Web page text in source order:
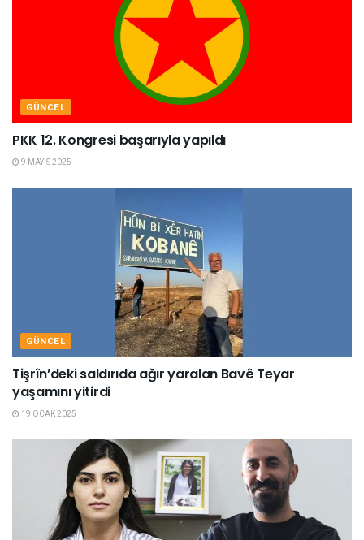
GÜNCEL
PKK 12. Kongresi başarıyla yapıldı
9 MAYIS 2025
GÜNCEL
Tişrîn’deki saldırıda ağır yaralan Bavê Teyar
yaşamını yitirdi
19 OCAK 2025